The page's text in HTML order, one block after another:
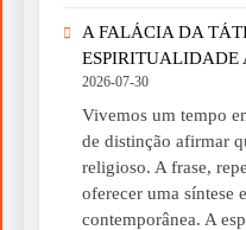
A FALÁCIA DA
ESPIRITUALIDADE
2026-07-30
Vivemos um tempo
de distinção afirmar
religioso. A frase,
oferecer uma síntese
contemporânea. A